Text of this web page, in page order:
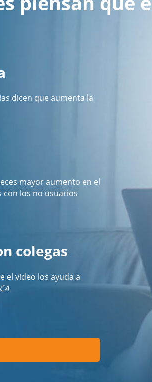
dicen que aumenta la
mayor aumento en el
los no usuarios
colegas
el video los ayuda a